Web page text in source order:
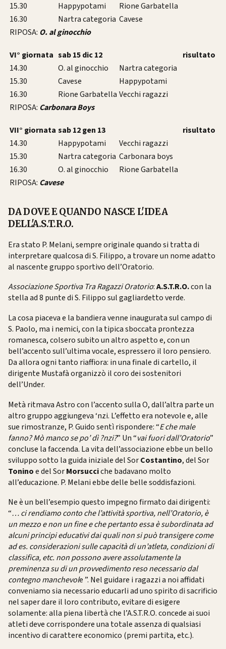
15.30
Happypotami
Rione Garbatella
16.30
Nartra categoria Cavese
RIPOSA: O. al ginocchio
VI° giornata sab 15 dic 12
risultato
14.30
O. al ginocchio
Nartra categoria
15.30
Cavese
Happypotami
16.30
Rione Garbatella Vecchi ragazzi
RIPOSA: Carbonara Boys
VII° giornata sab 12 gen 13
risultato
14.30
Happypotami
Vecchi ragazzi
15.30
Nartra categoria Carbonara boys
16.30
O. al ginocchio
Rione Garbatella
RIPOSA: Cavese
DA DOVE E QUANDO NASCE L'IDEA
DELL'A.S.T.R.O.
Era stato P. Melani, sempre originale quando si tratta di
interpretare qualcosa di S. Filippo, a trovare un nome adatto
al nascente gruppo sportivo dell’Oratorio.
Associazione Sportiva Tra Ragazzi Oratorio:A.S.T.R.O.con la
stella ad 8 punte di S. Filippo sul gagliardetto verde.
La cosa piaceva e la bandiera venne inaugurata sul campo di
S. Paolo, ma i nemici, con la tipica sboccata prontezza
romanesca, colsero subito un altro aspetto e, con un
bell’accento sull’ultima vocale, espressero il loro pensiero.
Da allora ogni tanto riaffiora: in una finale di cartello, il
dirigente Mustafà organizzò il coro dei sostenitori
dell’Under.
Metà ritmava Astro con l’accento sulla O, dall’altra parte un
altro gruppo aggiungeva ‘nzi. L’effetto era notevole e, alle
sue rimostranze, P. Guido sentì rispondere: “E che male
fanno? Mò manco se po’ dì ?nzi?” Un “vai fuori dall’Oratorio”
concluse la faccenda. La vita dell’associazione ebbe un bello
sviluppo sotto la guida iniziale del SorCostantino, del Sor
Toninoe del SorMorsucciche badavano molto
all’educazione. P. Melani ebbe delle belle soddisfazioni.
Ne è un bell’esempio questo impegno firmato dai dirigenti:
“… ci rendiamo conto che l’attività sportiva, nell’Oratorio, è
un mezzo e non un fine e che pertanto essa è subordinata ad
alcuni principi educativi dai quali non si può transigere come
ad es. considerazioni sulle capacità di un’atleta, condizioni di
classifica, etc. non possono avere assolutamente la
preminenza su di un provvedimento reso necessario dal
contegno manchevole”. Nel guidare i ragazzi a noi affidati
conveniamo sia necessario educarli ad uno spirito di sacrificio
nel saper dare il loro contributo, evitare di esigere
solamente: alla piena libertà che l’A.S.T.R.O. concede ai suoi
atleti deve corrispondere una totale assenza di qualsiasi
incentivo di carattere economico (premi partita, etc.).